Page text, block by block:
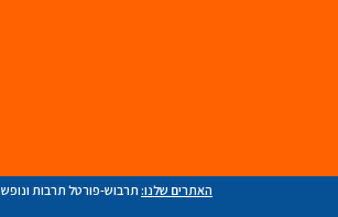
האתרים שלנו:תרבוש-פורטל תרבות